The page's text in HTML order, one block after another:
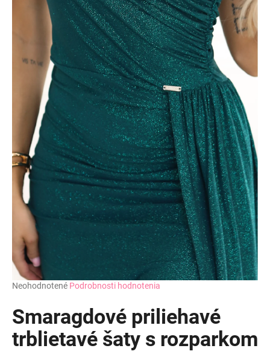
Priemerné
produktu
je
0,0
z
Neohodnotené Podrobnosti hodnotenia
Smaragdové priliehavé
trblietavé šaty s rozparkom